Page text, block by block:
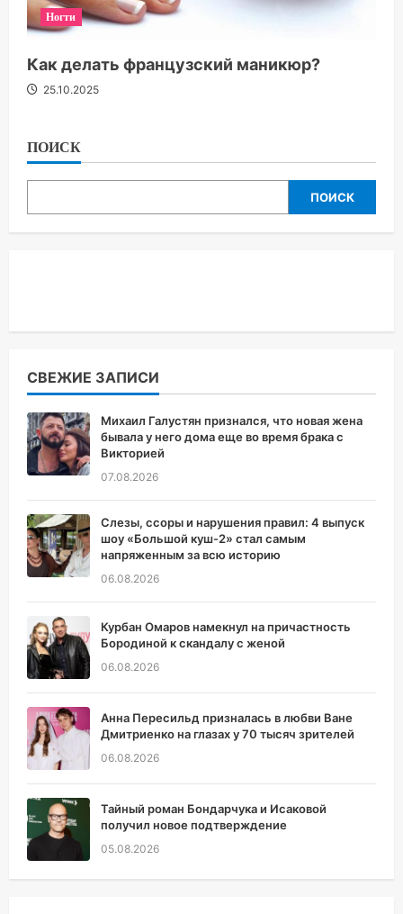
Ногти
Как делать французский маникюр?
25.10.2025
ПОИСК
ПОИСК
СВЕЖИЕ ЗАПИСИ
Михаил Галустян признался, что новая жена
бывала у него дома еще во время брака с
Викторией
07.08.2026
Слезы, ссоры и нарушения правил: 4 выпуск
шоу «Большой куш-2» стал самым
напряженным за всю историю
06.08.2026
Курбан Омаров намекнул на причастность
Бородиной к скандалу с женой
06.08.2026
Анна Пересильд призналась в любви Ване
Дмитриенко на глазах у 70 тысяч зрителей
06.08.2026
Тайный роман Бондарчука и Исаковой
получил новое подтверждение
05.08.2026